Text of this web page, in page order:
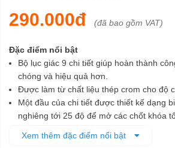
290.000đ (đã bao gồm VAT)
Đặc điểm nổi bật
Bộ lục giác 9 chi tiết giúp hoàn thành
chóng và hiệu quả hơn.
Được làm từ chất liệu thép crom cho độ
Một đầu của chi tiết được thiết kế dạng
nghiêng tới 25 độ để mở các chốt khóa
sửa chữa và bảo dưỡng ô tô, máy móc,
Xem thêm đặc điểm nổi bật